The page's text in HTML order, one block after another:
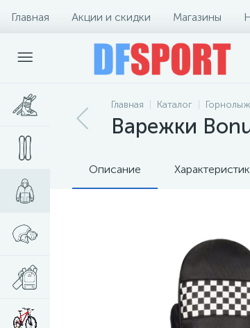
Главная Акции и скидки Магазины
Главная Каталог
Варежки
Описание